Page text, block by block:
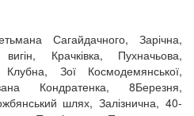
Сагайдачного, Зарічна,
Крачківка, Пухначьова,
Клубна, Зої Космодемянської,
Кондратенка, 8Березня,
шлях, Залізнична, 40-